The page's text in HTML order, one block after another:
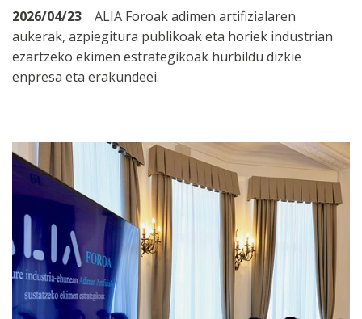
2026/04/23
ALIA Foroak adimen artifizialaren
aukerak, azpiegitura publikoak eta horiek industrian
ezartzeko ekimen estrategikoak hurbildu dizkie
enpresa eta erakundeei.